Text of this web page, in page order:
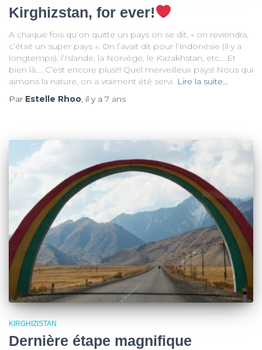
Kirghizstan, for ever!
A chaque fois qu’on quitte un pays on se dit, « on reviendra,
c’était un super pays ». On l’avait dit pour l’Indonésie (il y a
longtemps), l’Islande, la Norvège, le Kazakhstan, etc… Et
bien là…. C’est encore plus!!! Quel merveilleux pays! Nous qui
aimons la nature, on a vraiment été servi. Lire la suite…
Par Estelle Rhoo, il y a 7 ans
KIRGHIZISTAN
Dernière étape magnifique